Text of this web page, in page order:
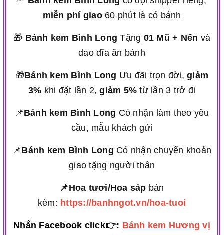
miễn phí giao60 phút là có bánh
🎁 Bánh kem Bình LongTặng 01 Mũ + Nến và
dao đĩa ăn bánh
🎁Bánh kem Bình Long Ưu đãi trọn đời,giảm
3% khi đặt lần 2,giảm 5% từ lần 3 trở đi
📌Bánh kem Bình Long Có nhận làm theo yêu
cầu, mẫu khách gửi
📌Bánh kem Bình Long Có nhận chuyển khoản
giao tặng người thân
📌Hoa tươi/Hoa sáp bán
kèm: https://banhngot.vn/hoa-tuoi
Nhắn Facebook click👉: Bánh kem Hương vị